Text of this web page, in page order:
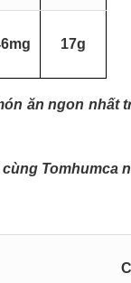
17g
ăn ngon nhất
Tomhumca